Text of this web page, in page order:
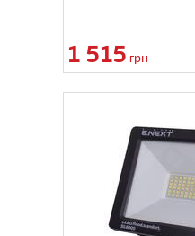
1 515 грн